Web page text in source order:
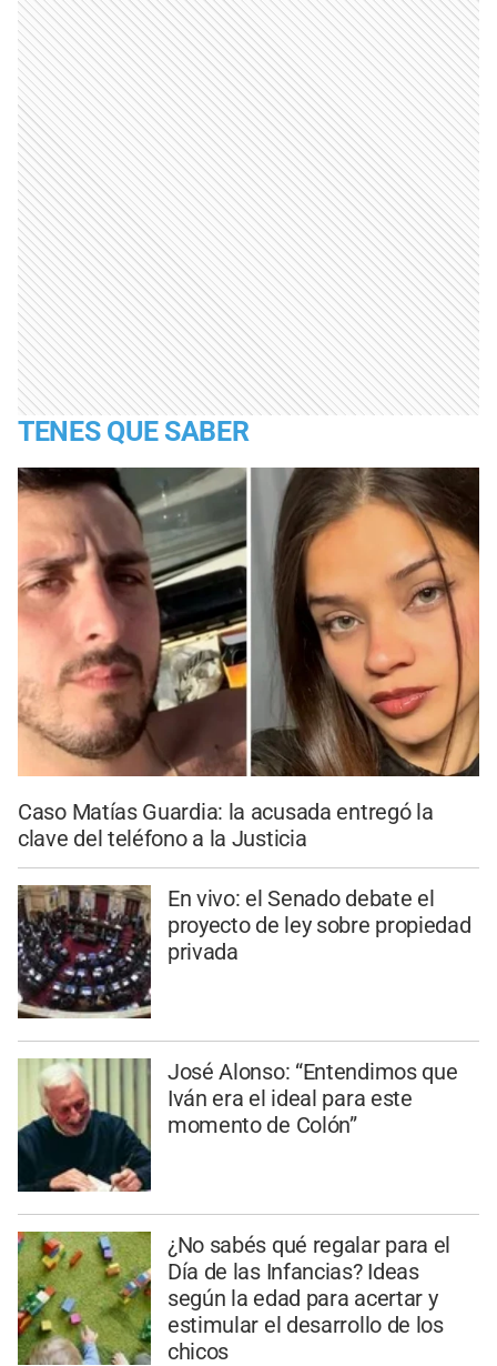
TENES QUE SABER
Caso Matías Guardia: la acusada entregó la
clave del teléfono a la Justicia
En vivo: el Senado debate el
proyecto de ley sobre propiedad
privada
José Alonso: “Entendimos que
Iván era el ideal para este
momento de Colón”
¿No sabés qué regalar para el
Día de las Infancias? Ideas
según la edad para acertar y
estimular el desarrollo de los
chicos